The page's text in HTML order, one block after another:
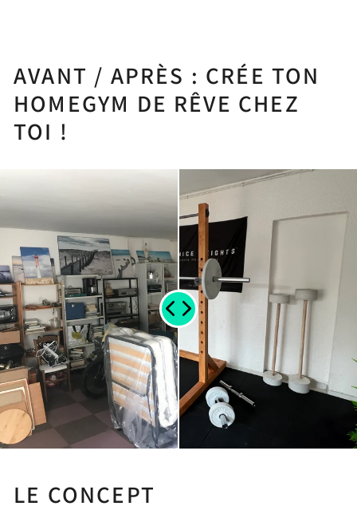
AVANT / APRÈS : CRÉE TON
HOMEGYM DE RÊVE CHEZ
TOI !
LE CONCEPT